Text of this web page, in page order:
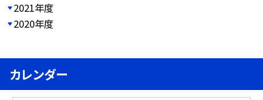
2021年度
2020年度
カレンダー